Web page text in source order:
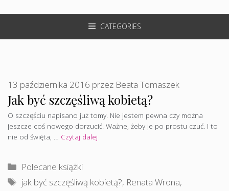
CATEGORIES
Jak być szczęśliwą kobietą?
13 października 2016 przez Beata Tomaszek
O szczęściu napisano już tomy. Nie jestem pewna czy można
jeszcze coś nowego dorzucić. Ważne, żeby je po prostu czuć. I to
nie od święta, … Czytaj dalej
Kategorie
Polecane książki
Tagi
jak być szczęśliwą kobietą?, Renata Wrona,